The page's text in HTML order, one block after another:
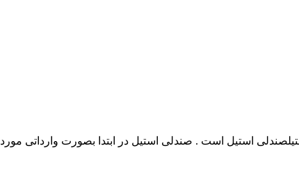
استیل است . صندلی استیل در ابتدا بصورت وارداتی مورد